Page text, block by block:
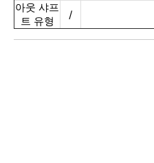
아웃 샤프
트 유형
/